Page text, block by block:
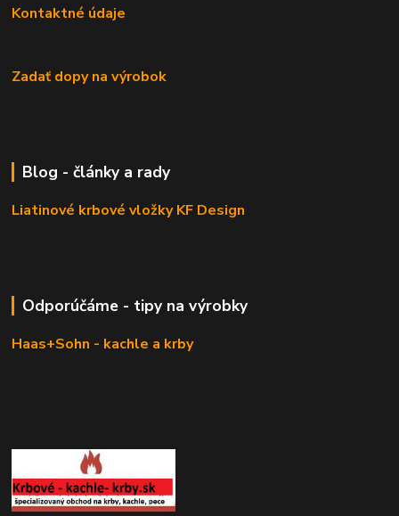
Kontaktné údaje
Zadať dopy na výrobok
Blog - články a rady
Liatinové krbové vložky KF Design
Odporúčáme - tipy na výrobky
Haas+Sohn - kachle a krby